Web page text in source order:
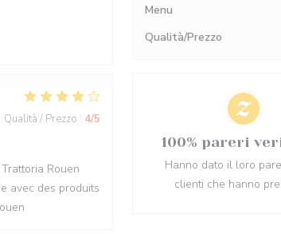
Qualità / Prezzo : 4/5
Rouen
avec des produits
Menu
Qualità/Prezzo
100% pareri
Hanno dato il loro
clienti che hanno